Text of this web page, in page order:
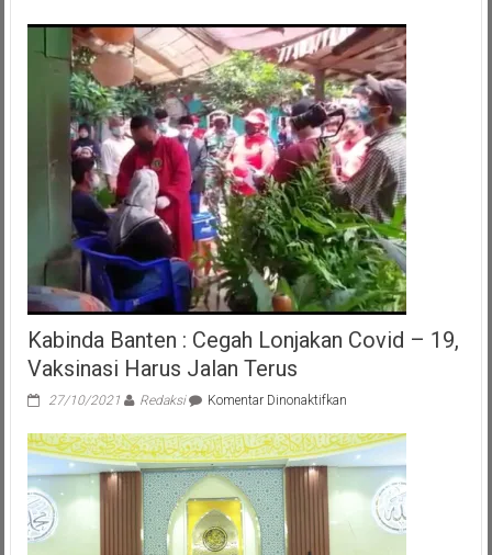
Kabinda Banten : Cegah Lonjakan Covid – 19,
Vaksinasi Harus Jalan Terus
27/10/2021 Redaksi Komentar Dinonaktifkanpada
Banten
Lonjakan
Covid